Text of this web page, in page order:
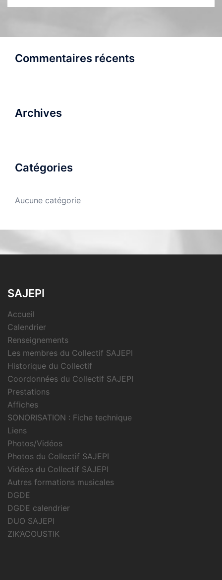
Commentaires récents
Archives
Catégories
Aucune catégorie
SAJEPI
Accueil
Calendrier
Renseignements
Les membres du Collectif SAJEPI
Historique du Collectif
Coordonnées du Collectif SAJEPI
Prestations
Affiches
SONORISATION : Fiche technique
Liens
Photos/Vidéos
Photos du Collectif SAJEPI
Vidéos du Collectif SAJEPI
Autres formations musicales
DGDE
DGDE calendrier
DUO SAJEPI
ZIK’ACOUSTIK